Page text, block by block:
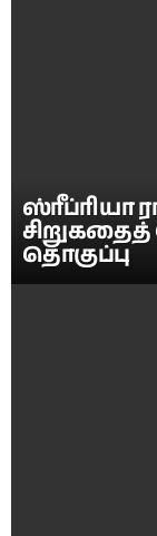
ஸ்ரீப்ரியா
தொகுப்பு